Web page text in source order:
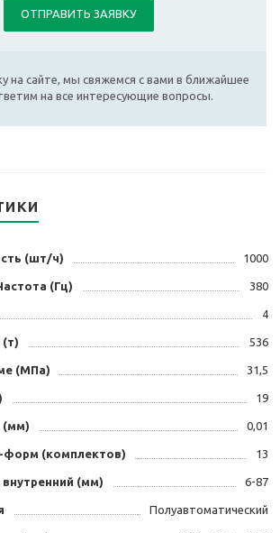
ОТПРАВИТЬ ЗАЯВКУ
на сайте, мы свяжемся с вами в ближайшее
на все интересующие вопросы.
(шт/ч) 1000
(Гц) 380
4
536
(МПа) 31,5
19
(мм) 0,01
форм (комплектов) 13
(мм) 6-87
Полуавтоматический